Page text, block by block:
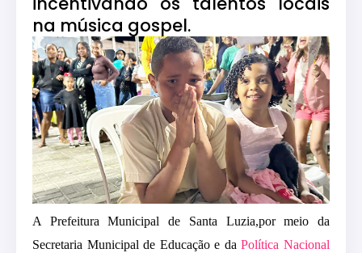
na música gospel.
A Prefeitura Municipal de Santa Luzia,por meio da
Secretaria Municipal de Educação e daPolítica Nacional